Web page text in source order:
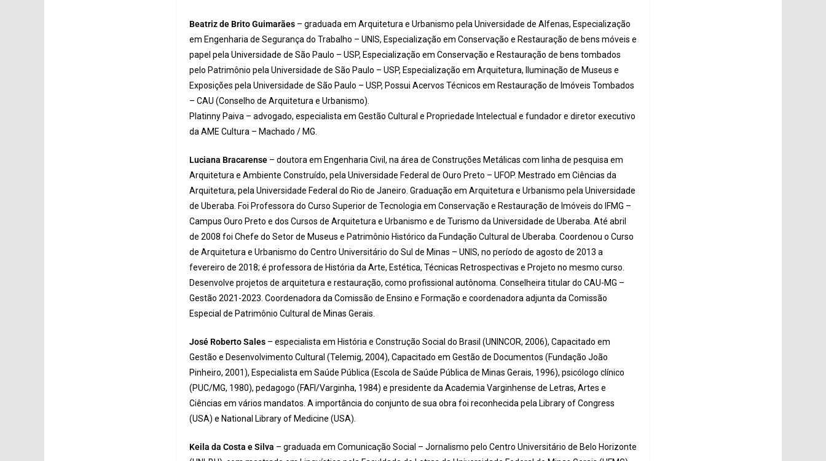
Beatriz de Brito Guimarães – graduada em Arquitetura e Urbanismo pela Universidade de Alfenas, Especialização
em Engenharia de Segurança do Trabalho – UNIS, Especialização em Conservação e Restauração de bens móveis e
papel pela Universidade de São Paulo – USP, Especialização em Conservação e Restauração de bens tombados
pelo Patrimônio pela Universidade de São Paulo – USP, Especialização em Arquitetura, Iluminação de Museus e
Exposições pela Universidade de São Paulo – USP, Possui Acervos Técnicos em Restauração de Imóveis Tombados
– CAU (Conselho de Arquitetura e Urbanismo).
Platinny Paiva – advogado, especialista em Gestão Cultural e Propriedade Intelectual e fundador e diretor executivo
da AME Cultura – Machado / MG.
Luciana Bracarense – doutora em Engenharia Civil, na área de Construções Metálicas com linha de pesquisa em
Arquitetura e Ambiente Construído, pela Universidade Federal de Ouro Preto – UFOP. Mestrado em Ciências da
Arquitetura, pela Universidade Federal do Rio de Janeiro. Graduação em Arquitetura e Urbanismo pela Universidade
de Uberaba. Foi Professora do Curso Superior de Tecnologia em Conservação e Restauração de Imóveis do IFMG –
Campus Ouro Preto e dos Cursos de Arquitetura e Urbanismo e de Turismo da Universidade de Uberaba. Até abril
de 2008 foi Chefe do Setor de Museus e Patrimônio Histórico da Fundação Cultural de Uberaba. Coordenou o Curso
de Arquitetura e Urbanismo do Centro Universitário do Sul de Minas – UNIS, no período de agosto de 2013 a
fevereiro de 2018; é professora de História da Arte, Estética, Técnicas Retrospectivas e Projeto no mesmo curso.
Desenvolve projetos de arquitetura e restauração, como profissional autônoma. Conselheira titular do CAU-MG –
Gestão 2021-2023. Coordenadora da Comissão de Ensino e Formação e coordenadora adjunta da Comissão
Especial de Patrimônio Cultural de Minas Gerais.
José Roberto Sales – especialista em História e Construção Social do Brasil (UNINCOR, 2006), Capacitado em
Gestão e Desenvolvimento Cultural (Telemig, 2004), Capacitado em Gestão de Documentos (Fundação João
Pinheiro, 2001), Especialista em Saúde Pública (Escola de Saúde Pública de Minas Gerais, 1996), psicólogo clínico
(PUC/MG, 1980), pedagogo (FAFI/Varginha, 1984) e presidente da Academia Varginhense de Letras, Artes e
Ciências em vários mandatos. A importância do conjunto de sua obra foi reconhecida pela Library of Congress
(USA) e National Library of Medicine (USA).
Keila da Costa e Silva – graduada em Comunicação Social – Jornalismo pelo Centro Universitário de Belo Horizonte